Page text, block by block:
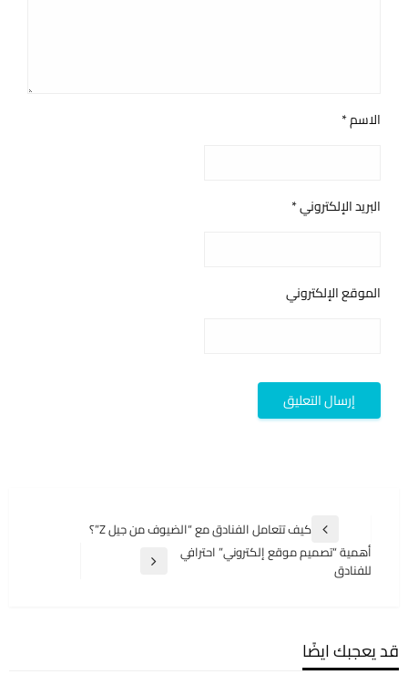
الاسم*
البريد الإلكتروني*
الموقع الإلكتروني
المقالات
المقالة
السابقة
كيف تتعامل الفنادق مع “الضيوف من جيل Z”؟
المقالة
أهمية “تصميم موقع إلكتروني” احترافي
للفنادق
قد يعجبك ايضًا